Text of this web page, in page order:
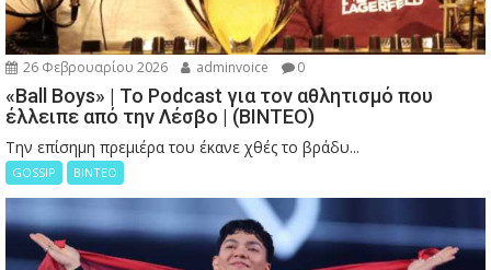
26 Φεβρουαρίου 2026 adminvoice 0
«Ball Boys» | Το Podcast για τον αθλητισμό που
έλλειπε από την Λέσβο | (ΒΙΝΤΕΟ)
Την επίσημη πρεμιέρα του έκανε χθές το βράδυ...
GOSSIP ΒΙΝΤΕΟ